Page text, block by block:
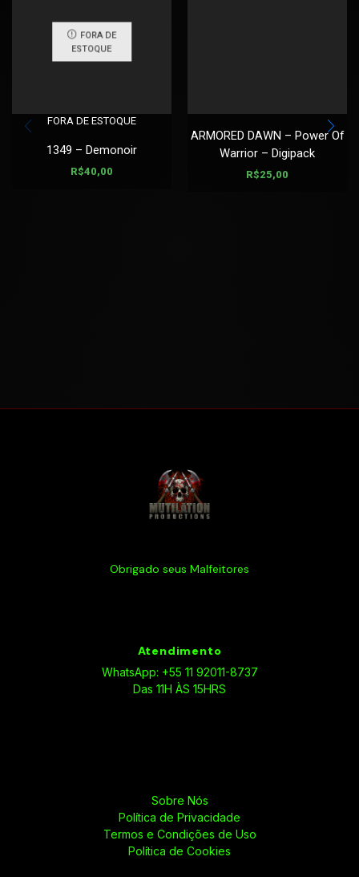
FORA DE
ESTOQUE
FORA DE ESTOQUE
1349 – Demonoir
R$40,00
ARMORED DAWN – Power Of
Warrior – Digipack
R$25,00
Obrigado seus Malfeitores
Atendimento
WhatsApp: +55 11 92011-8737
Das 11H ÀS 15HRS
Sobre Nós
Política de Privacidade
Termos e Condições de Uso
Política de Cookies